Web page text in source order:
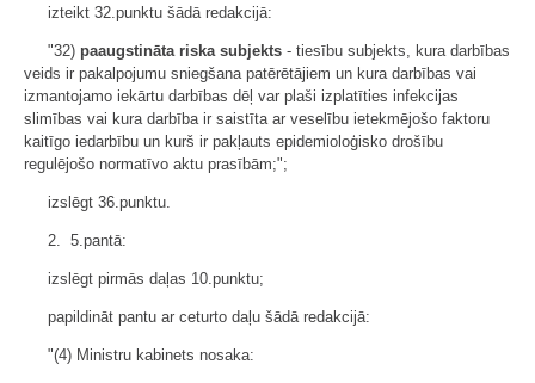
izteikt 32.punktu šādā redakcijā:
"32) paaugstināta riska subjekts - tiesību subjekts, kura darbības
veids ir pakalpojumu sniegšana patērētājiem un kura darbības vai
izmantojamo iekārtu darbības dēļ var plaši izplatīties infekcijas
slimības vai kura darbība ir saistīta ar veselību ietekmējošo faktoru
kaitīgo iedarbību un kurš ir pakļauts epidemioloģisko drošību
regulējošo normatīvo aktu prasībām;";
izslēgt 36.punktu.
2. 5.pantā:
izslēgt pirmās daļas 10.punktu;
papildināt pantu ar ceturto daļu šādā redakcijā:
"(4) Ministru kabinets nosaka: